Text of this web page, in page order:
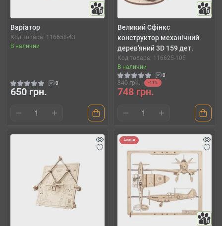
10
Варіатор
Код товара: 116658-43
В наличии
0
650 грн.
10
Великий Сфінкс
конструктор механічний
дерев'яний 3D 159 дет.
Код товара: 116625-105
В наличии
0
840 грн. -11%
748 грн.
Акция
10